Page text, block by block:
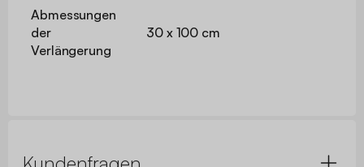
Abmessungen
der
Verlängerung
30 x 100 cm